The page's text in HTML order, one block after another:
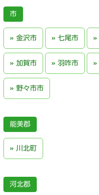
金沢市 七尾市
加賀市 羽咋市
野々市市
能美郡
川北町
河北郡